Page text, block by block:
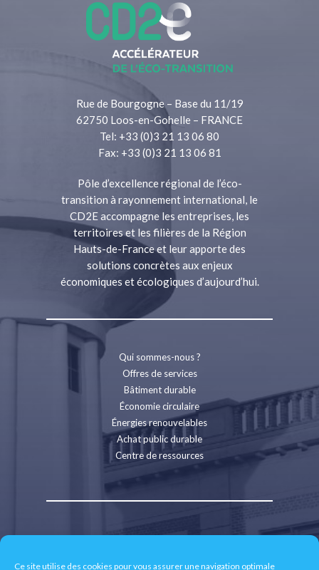
Ce site utilise des cookies pour vous assurer une navigation optimale
Rue de Bourgogne – Base du 11/19
62750 Loos-en-Gohelle – FRANCE
Tel: +33 (0)3 21 13 06 80
Fax: +33 (0)3 21 13 06 81
Pôle d’excellence régional de l’éco-
transition à rayonnement international, le
CD2E accompagne les entreprises, les
territoires et les filières de la Région
Hauts-de-France et leur apporte des
solutions concrètes aux enjeux
économiques et écologiques d’aujourd’hui.
Qui sommes-nous ?
Offres de services
Bâtiment durable
Économie circulaire
Énergies renouvelables
Achat public durable
Centre de ressources
Contact